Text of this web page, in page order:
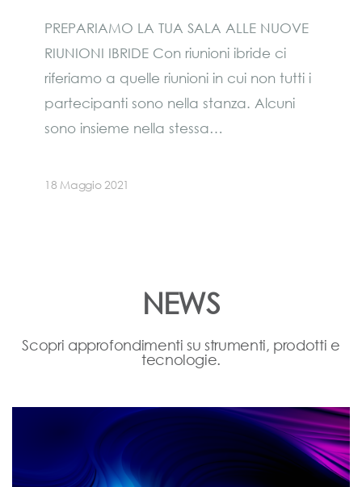
PREPARIAMO LA TUA SALA ALLE NUOVE
RIUNIONI IBRIDE Con riunioni ibride ci
riferiamo a quelle riunioni in cui non tutti i
partecipanti sono nella stanza. Alcuni
sono insieme nella stessa…
18 Maggio 2021
NEWS
Scopri approfondimenti su strumenti, prodotti e
tecnologie.